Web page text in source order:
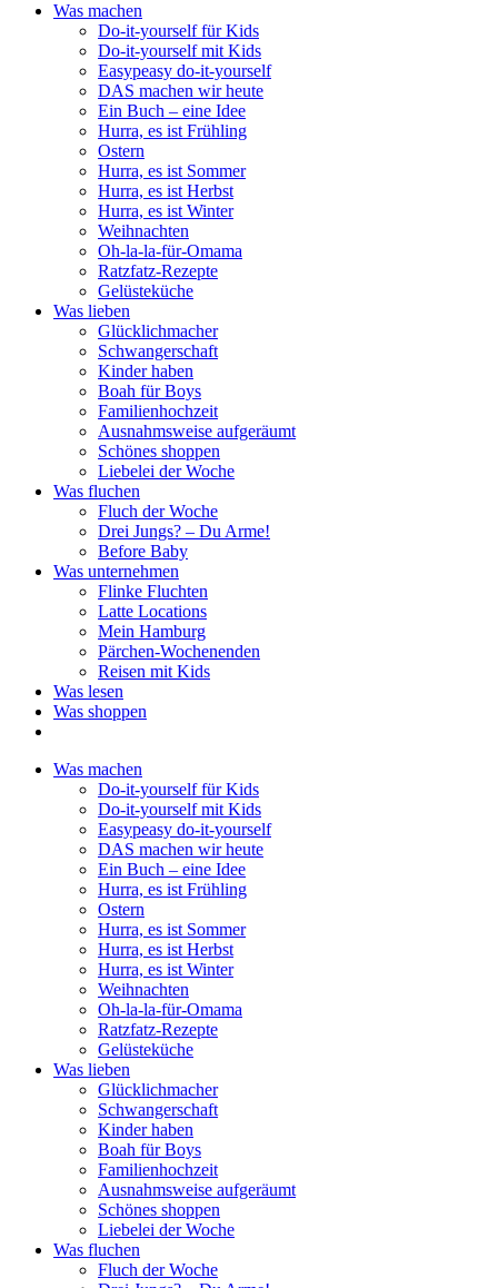
Was machen
Do-it-yourself für Kids
Do-it-yourself mit Kids
Easypeasy do-it-yourself
DAS machen wir heute
Ein Buch – eine Idee
Hurra, es ist Frühling
Ostern
Hurra, es ist Sommer
Hurra, es ist Herbst
Hurra, es ist Winter
Weihnachten
Oh-la-la-für-Omama
Ratzfatz-Rezepte
Gelüsteküche
Was lieben
Glücklichmacher
Schwangerschaft
Kinder haben
Boah für Boys
Familienhochzeit
Ausnahmsweise aufgeräumt
Schönes shoppen
Liebelei der Woche
Was fluchen
Fluch der Woche
Drei Jungs? – Du Arme!
Before Baby
Was unternehmen
Flinke Fluchten
Latte Locations
Mein Hamburg
Pärchen-Wochenenden
Reisen mit Kids
Was lesen
Was shoppen
Was machen
Do-it-yourself für Kids
Do-it-yourself mit Kids
Easypeasy do-it-yourself
DAS machen wir heute
Ein Buch – eine Idee
Hurra, es ist Frühling
Ostern
Hurra, es ist Sommer
Hurra, es ist Herbst
Hurra, es ist Winter
Weihnachten
Oh-la-la-für-Omama
Ratzfatz-Rezepte
Gelüsteküche
Was lieben
Glücklichmacher
Schwangerschaft
Kinder haben
Boah für Boys
Familienhochzeit
Ausnahmsweise aufgeräumt
Schönes shoppen
Liebelei der Woche
Was fluchen
Fluch der Woche